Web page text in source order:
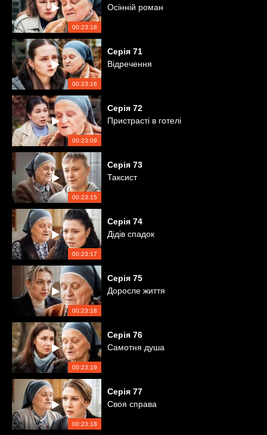
00:23:18
Осінній роман
00:23:16
Серія 71
Відречення
00:23:09
Серія 72
Пристрасті в готелі
00:23:15
Серія 73
Таксист
00:23:17
Серія 74
Дідів спадок
00:23:18
Серія 75
Доросле життя
00:23:19
Серія 76
Самотня душа
00:23:18
Серія 77
Своя справа